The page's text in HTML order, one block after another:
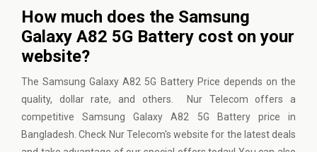
How much does the Samsung
Galaxy A82 5G Battery cost on your
website?
The Samsung Galaxy A82 5G Battery Price depends on the
quality, dollar rate, and others. Nur Telecom offers a
competitive Samsung Galaxy A82 5G Battery price in
Bangladesh. Check Nur Telecom's website for the latest deals